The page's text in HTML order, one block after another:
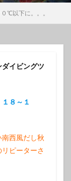
℃以下に。。。
イビングツ
８～１
西風だし秋
ピーターさ